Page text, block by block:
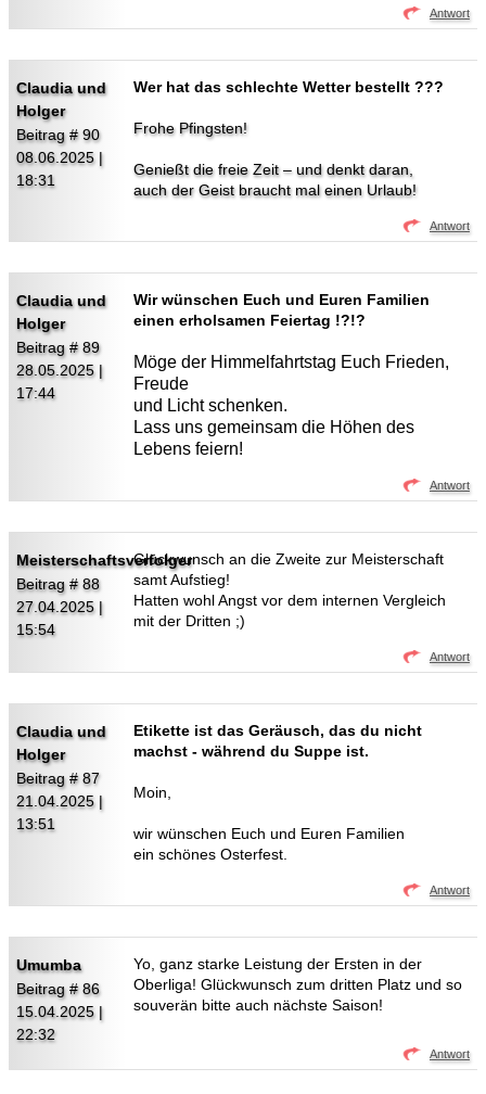
Antwort
Claudia und
Holger
Beitrag # 90
08.06.2025 |
18:31
Wer hat das schlechte Wetter bestellt ???
Frohe Pfingsten!
Genießt die freie Zeit – und denkt daran,
auch der Geist braucht mal einen Urlaub!
Antwort
Claudia und
Holger
Beitrag # 89
28.05.2025 |
17:44
Wir wünschen Euch und Euren Familien
einen erholsamen Feiertag !?!?
Möge der Himmelfahrtstag Euch Frieden,
Freude
und Licht schenken.
Lass uns gemeinsam die Höhen des
Lebens feiern!
Antwort
Meisterschaftsverfolger
Beitrag # 88
27.04.2025 |
15:54
Glückwunsch an die Zweite zur Meisterschaft
samt Aufstieg!
Hatten wohl Angst vor dem internen Vergleich
mit der Dritten ;)
Antwort
Claudia und
Holger
Beitrag # 87
21.04.2025 |
13:51
Etikette ist das Geräusch, das du nicht
machst - während du Suppe ist.
Moin,
wir wünschen Euch und Euren Familien
ein schönes Osterfest.
Antwort
Umumba
Beitrag # 86
15.04.2025 |
22:32
Yo, ganz starke Leistung der Ersten in der
Oberliga! Glückwunsch zum dritten Platz und so
souverän bitte auch nächste Saison!
Antwort